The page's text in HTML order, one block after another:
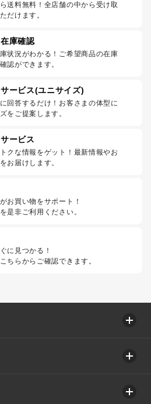
送料無料！全店舗の中から受け取
だけます。
庫確認
状況がわかる！ご希望商品の在庫
認ができます。
ービス(ユニサイズ)
回答するだけ！お客さまの体型に
をご提案します。
ービス
クな情報をゲット！最新情報やお
お届けします。
お買い物をサポート！
是非ご利用ください。
に見つかる！
ちらからご確認できます。